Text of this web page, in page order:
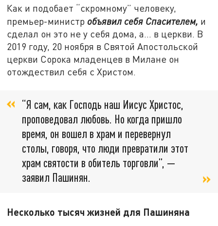
Как и подобает “скромному” человеку,
премьер-министр объявил себя Спасителем, и
сделал он это не у себя дома, а… в церкви. В
2019 году, 20 ноября в Святой Апостольской
церкви Сорока младенцев в Милане он
отождествил себя с Христом.
“Я сам, как Господь наш Иисус Христос,
проповедовал любовь. Но когда пришло
время, он вошел в храм и перевернул
столы, говоря, что люди превратили этот
храм святости в обитель торговли”, —
заявил Пашинян.
Несколько тысяч жизней для Пашиняна